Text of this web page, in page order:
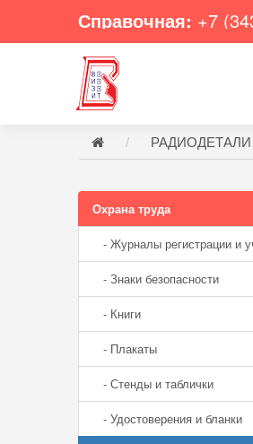
Справочная: +7
РАДИОДЕТАЛИ
Охрана труда
- Журналы регистрации и
- Знаки безопасности
- Книги
- Плакаты
- Стенды и таблички
- Удостоверения и бланки